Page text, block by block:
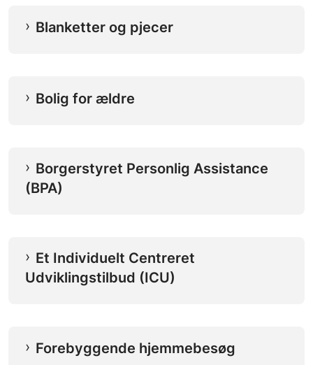
Blanketter og pjecer
Bolig for ældre
Borgerstyret Personlig Assistance
(BPA)
Et Individuelt Centreret
Udviklingstilbud (ICU)
Forebyggende hjemmebesøg